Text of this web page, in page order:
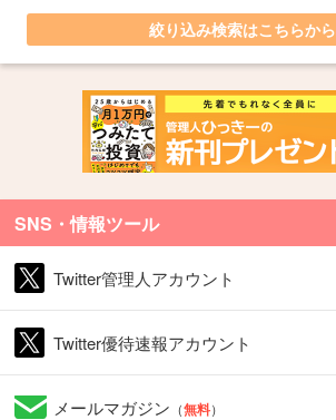
絞り込み検索はこちらから
SNS・情報ツール
Twitter管理人アカウント
Twitter優待速報アカウント
メールマガジン （無料）